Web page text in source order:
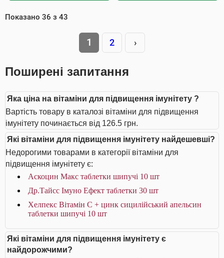
Показано 36 з 43
1 2 ›
Поширені запитання
Яка ціна на вітаміни для підвищення імунітету ?
Вартість товару в каталозі вітаміни для підвищення
імунітету починається від 126.5 грн.
Які вітаміни для підвищення імунітету найдешевші?
Недорогими товарами в категорії вітаміни для
підвищення імунітету є:
Аскоцин Макс таблетки шипучі 10 шт
Др.Тайсс Імуно Ефект таблетки 30 шт
Хелпекс Вітамін С + цинк сицилійський апельсин
таблетки шипучі 10 шт
Які вітаміни для підвищення імунітету є
найдорожчими?